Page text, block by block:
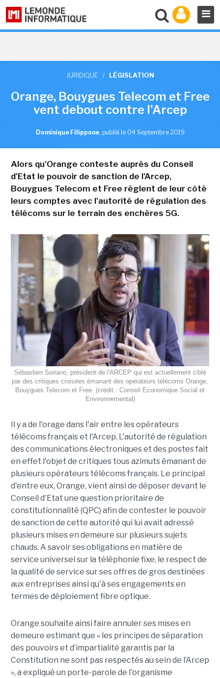
JURIDIQUE / LÉGISLATION
Orange, Bouygues Telecom et Free
vent debout contre l'Arcep
Dominique Filippone, publié le 04 Septembre 2019
Alors qu'Orange conteste auprès du Conseil
d'Etat le pouvoir de sanction de l'Arcep,
Bouygues Telecom et Free règlent de leur côté
leurs comptes avec l'autorité de régulation des
télécoms sur le terrain des enchères 5G.
Sébastien Soriano, président de l'ARCEP qui est actuellement ciblé
par des critiques croisées émanant des opérateurs télécoms Orange,
Bouygues Telecom et Free. (crédit : Conseil Economique Social et
Environnemental)
Il y a de l'orage dans l'air entre les opérateurs
télécoms français et l'Arcep. L'autorité de régulation
des communications électroniques et des postes fait
en effet l'objet de critiques tous azimuts émanant de
plusieurs opérateurs télécoms français. Le principal
d'entre eux, Orange, vient ainsi de déposer devant le
Conseil d'Etat une question prioritaire de
constitutionnalité (QPC) afin de contester le pouvoir
de sanction de cette autorité qui lui avait adressé
plusieurs mises en demeure sur plusieurs sujets
chauds. A savoir ses obligations en matière de
service universel sur la téléphonie fixe, le respect de
la qualité de service sur ses offres de gros destinées
aux entreprises ainsi qu'à ses engagements en
termes de déploiement fibre optique.
Orange souhaite ainsi faire annuler ses mises en
demeure estimant que « les principes de séparation
des pouvoirs et d’impartialité garantis par la
Constitution ne sont pas respectés au sein de l’Arcep
», a expliqué un porte-parole de l'organisme